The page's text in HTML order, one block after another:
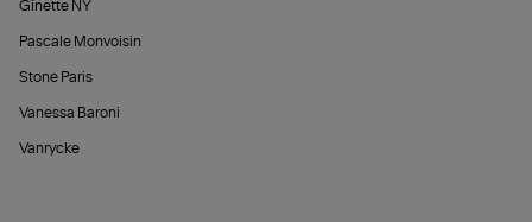
Ginette NY
Pascale Monvoisin
Stone Paris
Vanessa Baroni
Vanrycke